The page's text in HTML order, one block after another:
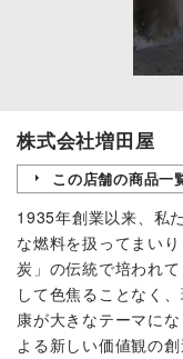
株式会社増田屋
この店舗の商品一
1935年創業以来、私
な燃料を扱ってまい
炭」の伝統で培われ
して色焦ることなく
康が大きなテーマに
よる新しい価値観の